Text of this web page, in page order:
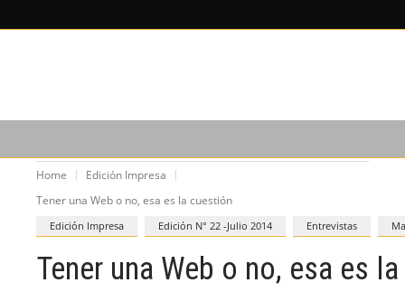
Home
Edición Impresa
Tener una Web o no, esa es la cuestión
Edición Impresa Edición N° 22 -Julio 2014 Entrevistas
Tener una Web o no, esa es